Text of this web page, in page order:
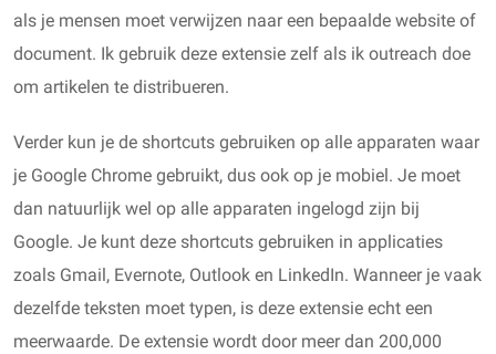
als je mensen moet verwijzen naar een bepaalde website of
document. Ik gebruik deze extensie zelf als ik outreach doe
om artikelen te distribueren.
Verder kun je de shortcuts gebruiken op alle apparaten waar
je Google Chrome gebruikt, dus ook op je mobiel. Je moet
dan natuurlijk wel op alle apparaten ingelogd zijn bij
Google. Je kunt deze shortcuts gebruiken in applicaties
zoals Gmail, Evernote, Outlook en LinkedIn. Wanneer je vaak
dezelfde teksten moet typen, is deze extensie echt een
meerwaarde. De extensie wordt door meer dan 200,000